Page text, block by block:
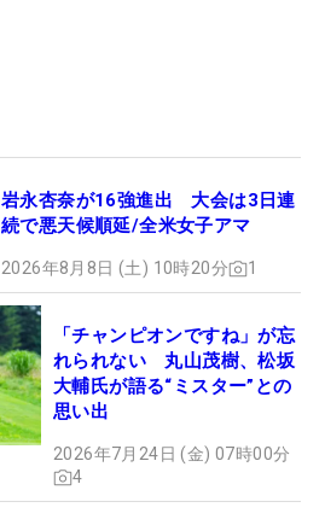
岩永杏奈が16強進出 大会は3日連
続で悪天候順延/全米女子アマ
2026年8月8日 (土) 10時20分 1
「チャンピオンですね」が忘
れられない 丸山茂樹、松坂
大輔氏が語る“ミスター”との
思い出
2026年7月24日 (金) 07時00分
4